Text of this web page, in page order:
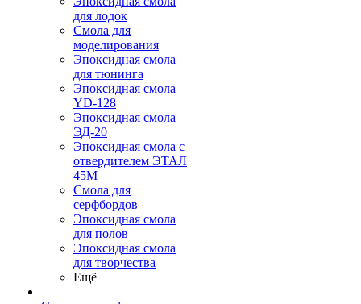
для лодок
Смола для
моделирования
Эпоксидная смола
для тюнинга
Эпоксидная смола
YD-128
Эпоксидная смола
ЭД-20
Эпоксидная смола с
отвердителем ЭТАЛ
45М
Смола для
серфбордов
Эпоксидная смола
для полов
Эпоксидная смола
для творчества
Ещё